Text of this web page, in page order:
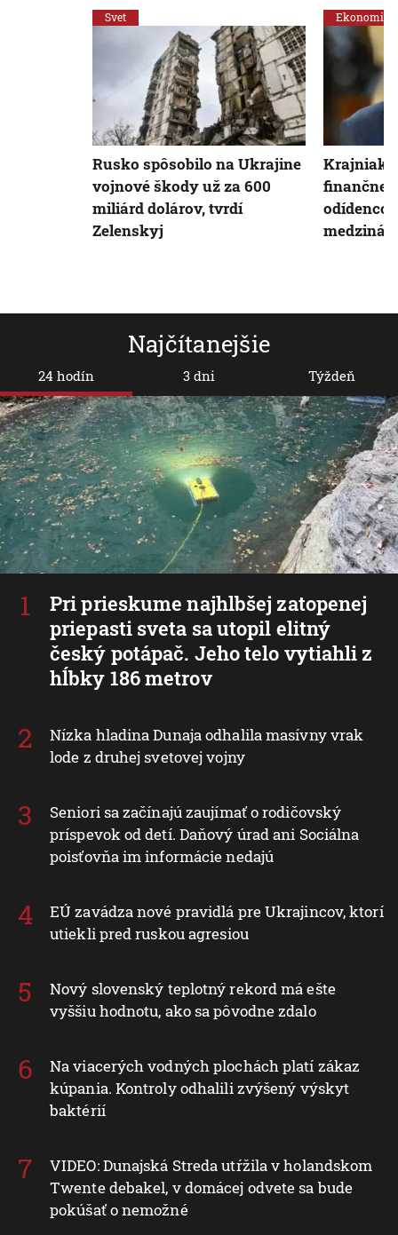
Najčítanejšie
24 hodín
Pri prieskume najhlbšej zatopenej
priepasti sveta sa utopil elitný
český potápač. Jeho telo vytiahli z
hĺbky 186 metrov
Nízka hladina Dunaja odhalila masívny vrak
lode z druhej svetovej vojny
Seniori sa začínajú zaujímať o rodičovský
príspevok od detí. Daňový úrad ani Sociálna
poisťovňa im informácie nedajú
EÚ zavádza nové pravidlá pre Ukrajincov, ktorí
utiekli pred ruskou agresiou
Nový slovenský teplotný rekord má ešte
vyššiu hodnotu, ako sa pôvodne zdalo
Na viacerých vodných plochách platí zákaz
kúpania. Kontroly odhalili zvýšený výskyt
baktérií
VIDEO: Dunajská Streda utŕžila v holandskom
Twente debakel, v domácej odvete sa bude
pokúšať o nemožné
3 dni Týždeň
Svet
Rusko spôsobilo na Ukrajine
vojnové škody už za 600
miliárd dolárov, tvrdí
Zelenskyj
Ekonomika
Krajniak:
finančnej